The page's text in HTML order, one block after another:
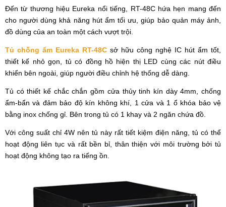
Đến từ thương hiệu Eureka nổi tiếng, RT-48C hứa hẹn mang đến
cho người dùng khả năng hút ẩm tối ưu, giúp bảo quản máy ảnh,
đồ dùng của an toàn một cách vượt trội.
Tủ chống ẩm Eureka RT-48C sở hữu công nghệ IC hút ẩm tốt,
thiết kế nhỏ gọn, tủ có đồng hồ hiện thị LED cùng các nút điều
khiển bên ngoài, giúp người điều chỉnh hệ thống dễ dàng.
Tủ có thiết kế chắc chắn gồm cửa thủy tinh kín dày 4mm, chống
ẩm-bẩn và đảm bảo độ kín không khí, 1 cửa và 1 ổ khóa bảo vệ
bằng inox chống gỉ. Bên trong tủ có 1 khay và 2 ngăn chứa đồ.
Với công suất chỉ 4W nên tủ này rất tiết kiệm điện năng, tủ có thể
hoạt động liên tục và rất bền bỉ, thân thiện với môi trường bởi tủ
hoạt động không tạo ra tiếng ồn.